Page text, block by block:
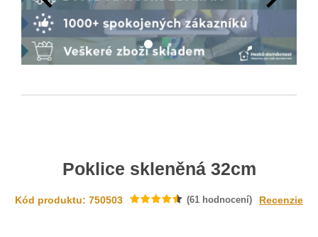
Poklice skleněná 32cm
Kód produktu: 750503 (61 hodnocení) Recenzie